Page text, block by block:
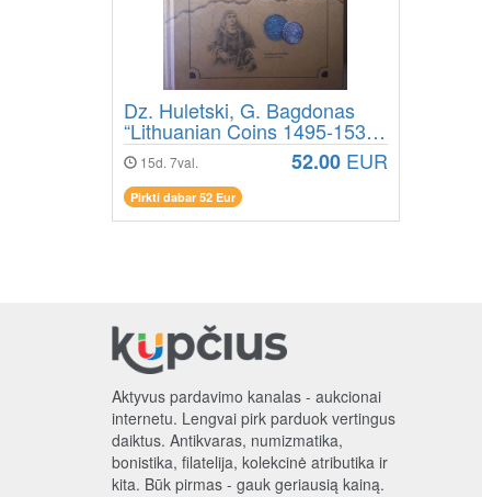
Dz. Huletski, G. Bagdonas
“Lithuanian Coins 1495-1536
Second Edition“
15d. 7val. 52.00EUR
Pirkti dabar 52 Eur
Aktyvus pardavimo kanalas - aukcionai
internetu. Lengvai pirk parduok vertingus
daiktus. Antikvaras, numizmatika,
bonistika, filatelija, kolekcinė atributika ir
kita. Būk pirmas - gauk geriausią kainą.